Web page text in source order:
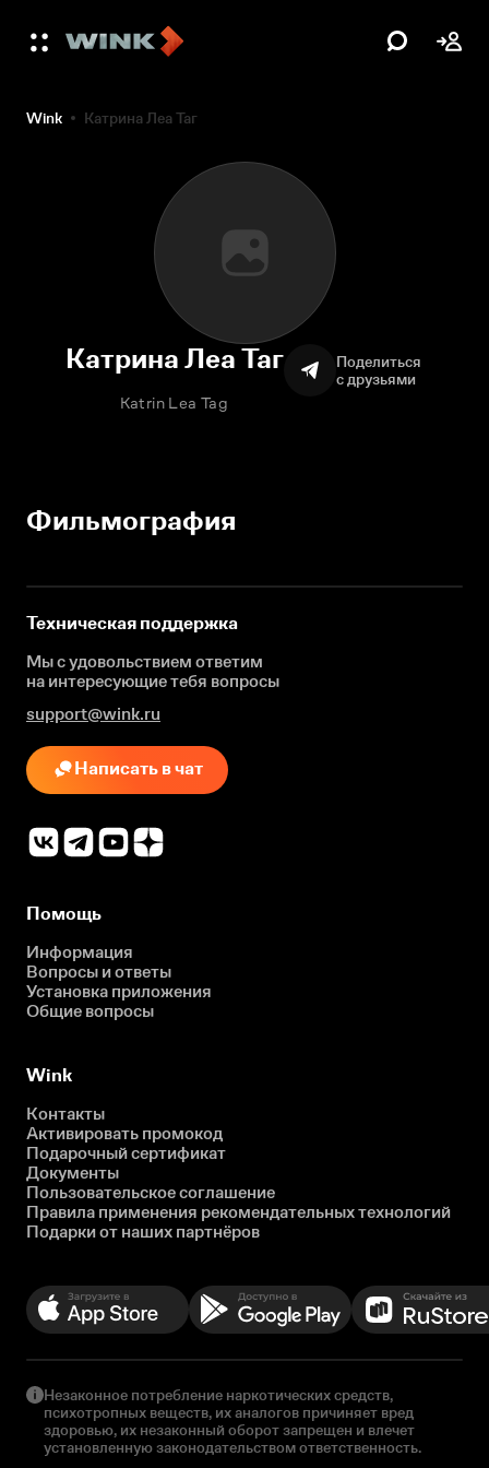
Wink Катрина Леа Таг
Катрина Леа Таг
Katrin Lea Tag
Поделиться
с друзьями
Фильмография
Техническая поддержка
Мы с удовольствием ответим
на интересующиетебя вопросы
support@wink.ru
Написать в чат
Помощь
Информация
Вопросы и ответы
Установка приложения
Общие вопросы
Wink
Контакты
Активировать промокод
Подарочный сертификат
Документы
Пользовательское соглашение
Правила применения рекомендательных технологий
Подарки от наших партнёров
Незаконное потребление наркотических средств,
психотропных веществ, их аналогов причиняет вред
здоровью, их незаконный оборот запрещен и влечет
установленную законодательством ответственность.